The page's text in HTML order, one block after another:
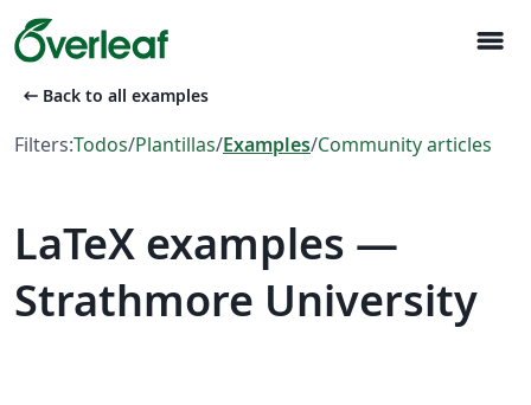
menu
arrow_left_alt Back to all examples
Filters:Todos/Plantillas/Examples/Community articles
LaTeX examples —
Strathmore University